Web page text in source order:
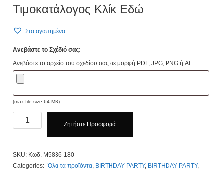
Τιμοκατάλογος Κλίκ Εδώ
Στα αγαπημένα
Ανεβάστε το Σχέδιό σας:
Ανεβάστε το αρχείο του σχεδίου σας σε μορφή PDF, JPG, PNG ή AI.
(max file size 64 MB)
Κούπα
Λευκή
Ζητήστε Προσφορά
SKU: Κωδ. M5836-180
Categories:-Όλα τα προϊόντα BIRTHDAY PARTY, BIRTHDAY PARTY,